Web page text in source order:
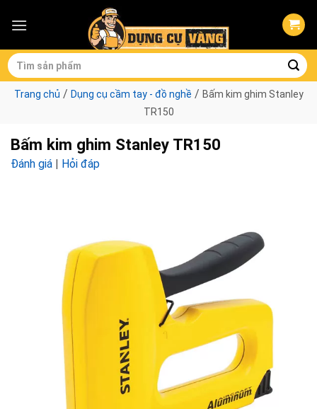
Tìm
kiếm:
Trang chủ / Dụng cụ cầm tay - đồ nghề / Bấm kim ghim Stanley
TR150
Bấm kim ghim Stanley TR150
Đánh giá | Hỏi đáp